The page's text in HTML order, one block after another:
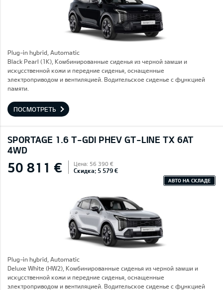
Plug-in hybrid, Automatic
Black Pearl (1K), Комбинированные сиденья из черной замши и
искусственной кожи и передние сиденья, оснащенные
электроприводом и вентиляцией. Водительское сиденье с функцией
памяти.
ПОСМОТРЕТЬ
SPORTAGE 1.6 T-GDI PHEV GT-LINE TX 6AT
4WD
50 811 € Цена: 56 390 €
Скидка: 5 579 €
АВТО НА СКЛАДЕ
Plug-in hybrid, Automatic
Deluxe White (HW2), Комбинированные сиденья из черной замши и
искусственной кожи и передние сиденья, оснащенные
электроприводом и вентиляцией. Водительское сиденье с функцией